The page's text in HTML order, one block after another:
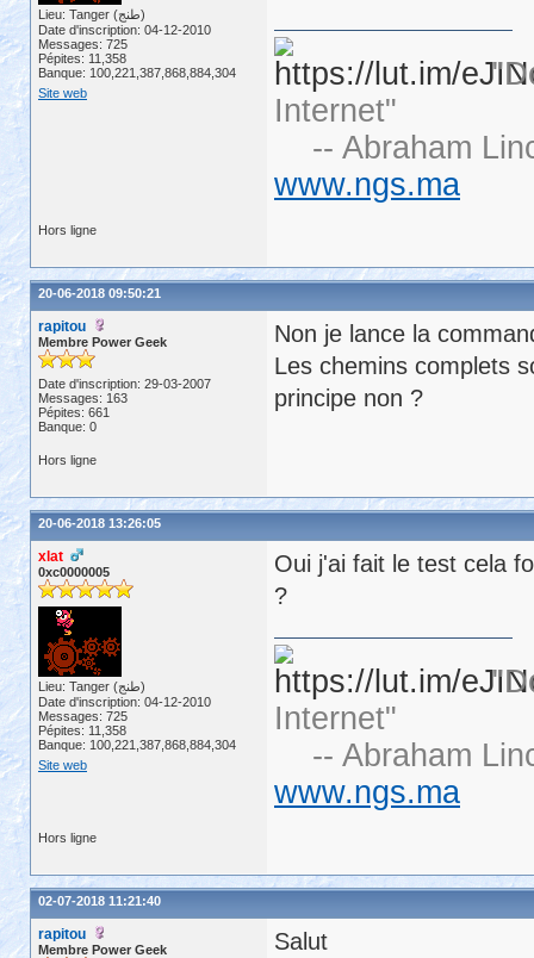
Lieu: Tanger (طنج)
Date d'inscription: 04-12-2010
Messages: 725
Pépites: 11,358
Banque: 100,221,387,868,884,304
Site web
Internet"
-- Abraham
www.ngs.ma
Hors ligne
20-06-2018 09:50:21
rapitou
Membre Power Geek
Date d'inscription: 29-03-2007
Messages: 163
Pépites: 661
Banque: 0
Non je lance la
Les chemins complets
principe non ?
Hors ligne
20-06-2018 13:26:05
xlat
0xc0000005
Lieu: Tanger (طنج)
Date d'inscription: 04-12-2010
Messages: 725
Pépites: 11,358
Banque: 100,221,387,868,884,304
Site web
Oui j'ai fait le test cela
?
Internet"
-- Abraham
www.ngs.ma
Hors ligne
02-07-2018 11:21:40
rapitou
Membre Power Geek Salut